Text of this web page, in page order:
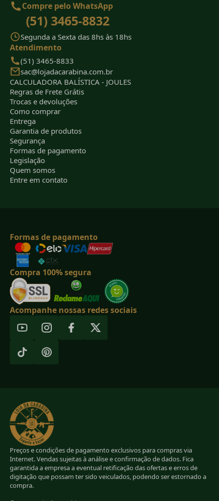
Compre pelo WhatsApp
(51) 3465-8832
Segunda a Sexta das 8hs às 18hs
Atendimento
(51) 3465-8833
sac@lojadacarabina.com.br
CALCULADORA BALÍSTICA - JOULES
Regras de Frete Grátis
Trocas e devoluções
Como comprar
Entrega
Garantia de produtos
Segurança
Formas de pagamento
Legislação
Quem somos
Entre em contato
Formas de pagamento
Compra 100% segura
Acompanhe nossas redes sociais
Preços e condições de pagamento exclusivos para compras via
Internet. Vendas sujeitas à análise e confirmação de dados. Fica
garantida a empresa a eventual retificação das ofertas e erros de
digitação que possam ter sido veiculados, podendo ser estornado a
compra.